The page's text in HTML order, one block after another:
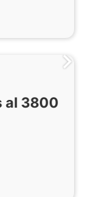
al 3800